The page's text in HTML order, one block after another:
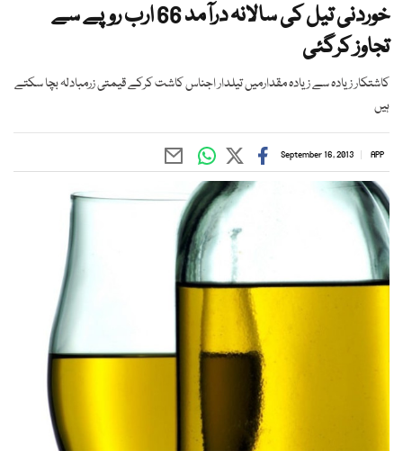
خوردنی تیل کی سالانہ درآمد 66 ارب روپے سے
تجاوز کرگئی
کاشتکار زیادہ سے زیادہ مقدارمیں تیلدار اجناس کاشت کرکے قیمتی زرمبادلہ بچا سکتے
ہیں
APP
September 16, 2013